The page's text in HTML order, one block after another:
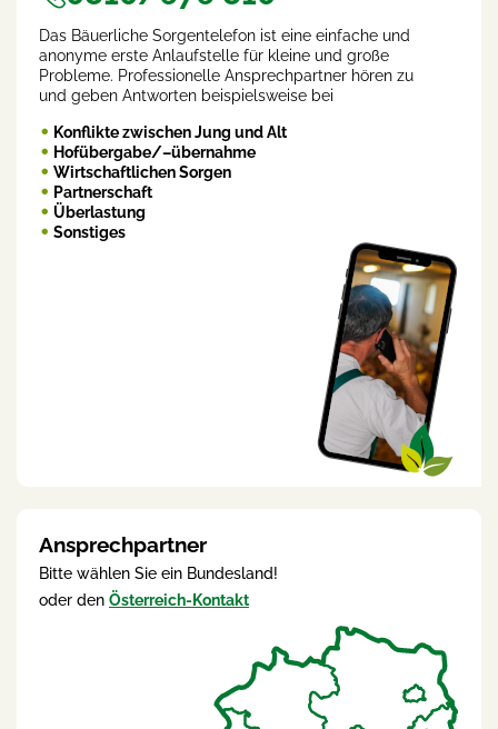
Das Bäuerliche Sorgentelefon ist eine einfache und
anonyme erste Anlaufstelle für kleine und große
Probleme. Professionelle Ansprechpartner hören zu
und geben Antworten beispielsweise bei
Konflikte zwischen Jung und Alt
Hofübergabe/–übernahme
Wirtschaftlichen Sorgen
Partnerschaft
Überlastung
Sonstiges
Ansprechpartner
Bitte wählen Sie ein Bundesland!
oder den Österreich-Kontakt